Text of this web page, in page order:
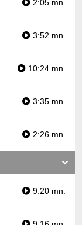
2:05 mn.
3:52 mn.
10:24 mn.
3:35 mn.
2:26 mn.
9:20 mn.